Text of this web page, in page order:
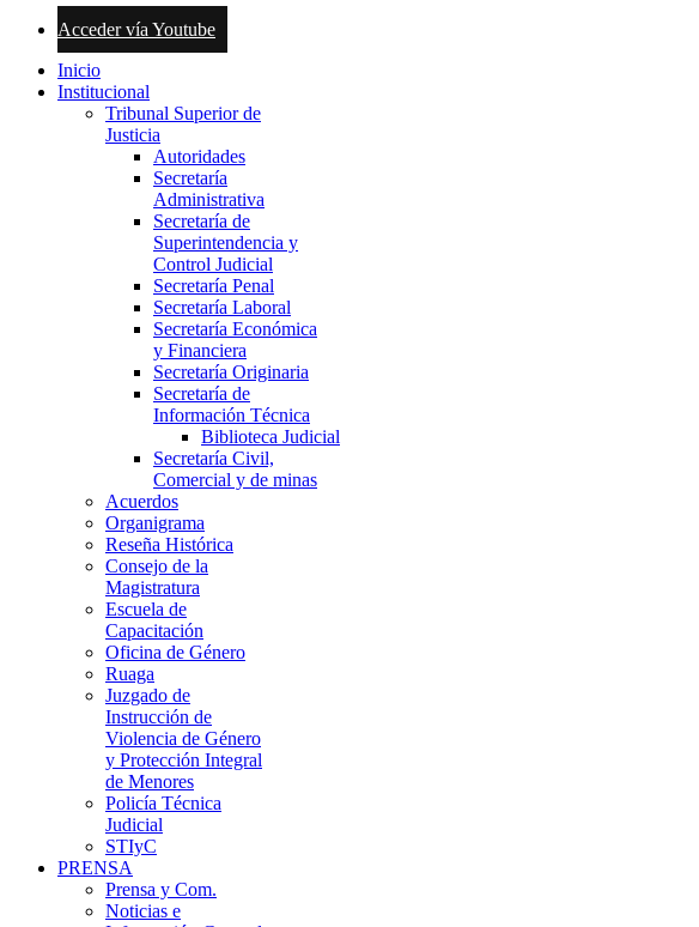
Acceder vía Youtube
Inicio
Institucional
Tribunal Superior de
Justicia
Autoridades
Secretaría
Administrativa
Secretaría de
Superintendencia y
Control Judicial
Secretaría Penal
Secretaría Laboral
Secretaría Económica
y Financiera
Secretaría Originaria
Secretaría de
Información Técnica
Biblioteca Judicial
Secretaría Civil,
Comercial y de minas
Acuerdos
Organigrama
Reseña Histórica
Consejo de la
Magistratura
Escuela de
Capacitación
Oficina de Género
Ruaga
Juzgado de
Instrucción de
Violencia de Género
y Protección Integral
de Menores
Policía Técnica
Judicial
STIyC
PRENSA
Prensa y Com.
Noticias e